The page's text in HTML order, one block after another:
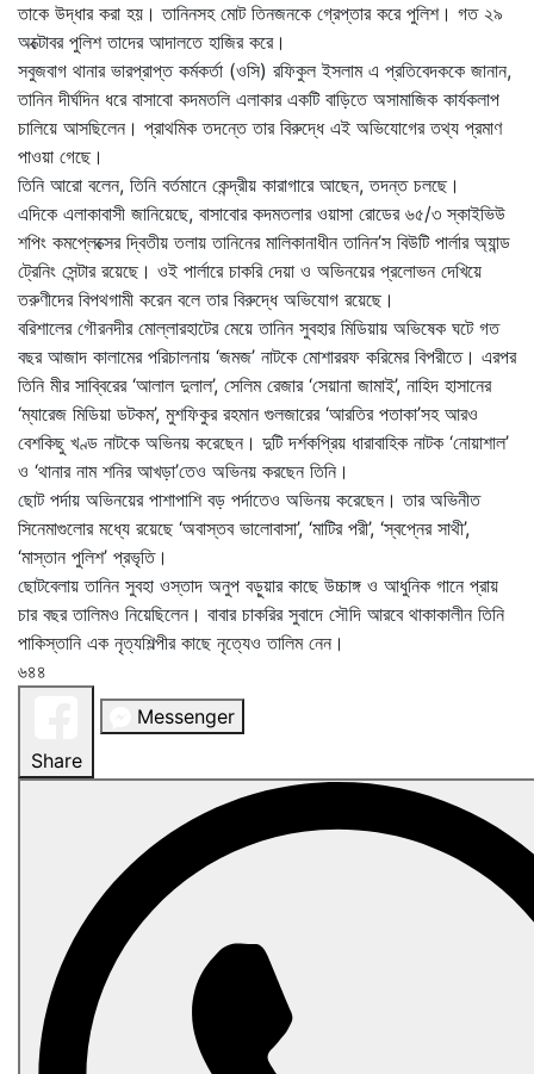
তাকে উদ্ধার করা হয়। তানিনসহ মোট তিনজনকে গ্রেপ্তার করে পুলিশ। গত ২৯
অক্টোবর পুলিশ তাদের আদালতে হাজির করে।
সবুজবাগ থানার ভারপ্রাপ্ত কর্মকর্তা (ওসি) রফিকুল ইসলাম এ প্রতিবেদককে জানান,
তানিন দীর্ঘদিন ধরে বাসাবো কদমতলি এলাকার একটি বাড়িতে অসামাজিক কার্যকলাপ
চালিয়ে আসছিলেন। প্রাথমিক তদন্তে তার বিরুদ্ধে এই অভিযোগের তথ্য প্রমাণ
পাওয়া গেছে।
তিনি আরো বলেন, তিনি বর্তমানে কেন্দ্রীয় কারাগারে আছেন, তদন্ত চলছে।
এদিকে এলাকাবাসী জানিয়েছে, বাসাবোর কদমতলার ওয়াসা রোডের ৬৫/৩ স্কাইভিউ
শপিং কমপ্লেক্সের দ্বিতীয় তলায় তানিনের মালিকানাধীন তানিন’স বিউটি পার্লার অ্যান্ড
ট্রেনিং সেন্টার রয়েছে। ওই পার্লারে চাকরি দেয়া ও অভিনয়ের প্রলোভন দেখিয়ে
তরুণীদের বিপথগামী করেন বলে তার বিরুদ্ধে অভিযোগ রয়েছে।
বরিশালের গৌরনদীর মোল্লারহাটের মেয়ে তানিন সুবহার মিডিয়ায় অভিষেক ঘটে গত
বছর আজাদ কালামের পরিচালনায় ‘জমজ’ নাটকে মোশাররফ করিমের বিপরীতে। এরপর
তিনি মীর সাব্বিরের ‘আলাল দুলাল’, সেলিম রেজার ‘সেয়ানা জামাই’, নাহিদ হাসানের
‘ম্যারেজ মিডিয়া ডটকম’, মুশফিকুর রহমান গুলজারের ‘আরতির পতাকা’সহ আরও
বেশকিছু খণ্ড নাটকে অভিনয় করেছেন। দুটি দর্শকপ্রিয় ধারাবাহিক নাটক ‘নোয়াশাল’
ও ‘থানার নাম শনির আখড়া’তেও অভিনয় করছেন তিনি।
ছোট পর্দায় অভিনয়ের পাশাপাশি বড় পর্দাতেও অভিনয় করেছেন। তার অভিনীত
সিনেমাগুলোর মধ্যে রয়েছে ‘অবাস্তব ভালোবাসা’, ‘মাটির পরী’, ‘স্বপ্নের সাথী’,
‘মাস্তান পুলিশ’ প্রভৃতি।
ছোটবেলায় তানিন সুবহা ওস্তাদ অনুপ বড়ুয়ার কাছে উচ্চাঙ্গ ও আধুনিক গানে প্রায়
চার বছর তালিমও নিয়েছিলেন। বাবার চাকরির সুবাদে সৌদি আরবে থাকাকালীন তিনি
পাকিস্তানি এক নৃত্যশিল্পীর কাছে নৃত্যেও তালিম নেন।
৬৪৪
Share
Messenger